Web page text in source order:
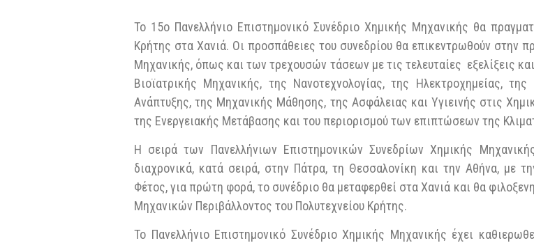
Το 15ο Πανελλήνιο Επιστημονικό Συνέδριο Χημικής Μηχανικής θα
Κρήτης στα Χανιά. Οι προσπάθειες του συνεδρίου θα επικεντρωθούν στην
Μηχανικής, όπως και των τρεχουσών τάσεων με τις τελευταίες εξελίξεις
Βιοϊατρικής Μηχανικής, της Νανοτεχνολογίας, της Ηλεκτροχημείας,
Ανάπτυξης, της Μηχανικής Μάθησης, της Ασφάλειας και Υγιεινής στις
της Ενεργειακής Μετάβασης και του περιορισμού των επιπτώσεων της
Η σειρά των Πανελλήνιων Επιστημονικών Συνεδρίων Χημικής
διαχρονικά, κατά σειρά, στην Πάτρα, τη Θεσσαλονίκη και την Αθήνα, με
Φέτος, για πρώτη φορά, το συνέδριο θα μεταφερθεί στα Χανιά και θα
Μηχανικών Περιβάλλοντος του Πολυτεχνείου Κρήτης.
Το Πανελλήνιο Επιστημονικό Συνέδριο Χημικής Μηχανικής έχει